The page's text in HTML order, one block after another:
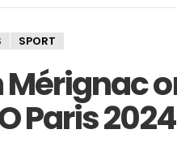
SPORT
Paris